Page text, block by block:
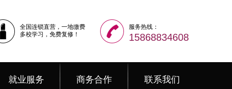
全国连锁直营，一地缴费
多校学习，免费复修！
服务热线：
15868834608
就业服务 商务合作 联系我们